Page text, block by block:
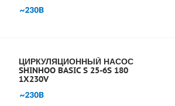
ЦИРКУЛЯЦИОННЫЙ НАСОС
SHINHOO BASIC S 25-6S 180
1X230V